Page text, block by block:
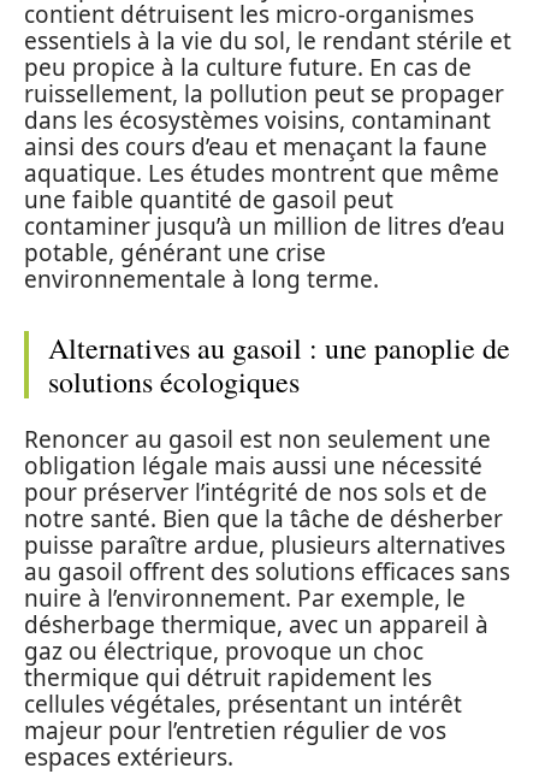
contient détruisent les micro-organismes
essentiels à la vie du sol, le rendant stérile et
peu propice à la culture future. En cas de
ruissellement, la pollution peut se propager
dans les écosystèmes voisins, contaminant
ainsi des cours d’eau et menaçant la faune
aquatique. Les études montrent que même
une faible quantité de gasoil peut
contaminer jusqu’à un million de litres d’eau
potable, générant une crise
environnementale à long terme.
Alternatives au gasoil : une panoplie de
solutions écologiques
Renoncer au gasoil est non seulement une
obligation légale mais aussi une nécessité
pour préserver l’intégrité de nos sols et de
notre santé. Bien que la tâche de désherber
puisse paraître ardue, plusieurs alternatives
au gasoil offrent des solutions efficaces sans
nuire à l’environnement. Par exemple, le
désherbage thermique, avec un appareil à
gaz ou électrique, provoque un choc
thermique qui détruit rapidement les
cellules végétales, présentant un intérêt
majeur pour l’entretien régulier de vos
espaces extérieurs.